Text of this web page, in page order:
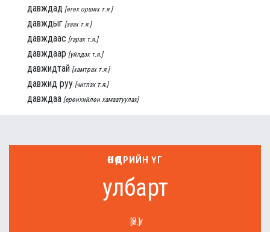
давждад [өгөх орших т.я.]
давждыг [заах т.я.]
давждаас [гарах т.я.]
давждаар [үйлдэх т.я.]
давжидтай [хамтрах т.я.]
давжид руу [чиглэх т.я.]
давждаа [ерөнхийлөн хамаатуулах]
ӨНӨӨДРИЙН ҮГ
улбарт
[ҮЙ.Ү]